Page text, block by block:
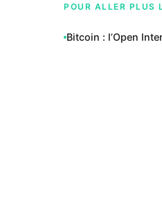
POUR ALLER PLUS
Bitcoin : l’Open